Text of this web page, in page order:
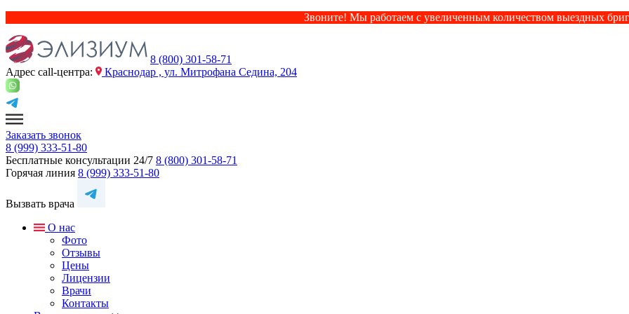
Звоните! Мы работаем с увеличенным количеством выездных
8 (800) 301-58-71
Адрес сall-центра:
Краснодар , ул. Митрофана Седина, 204
Заказать звонок
8 (999) 333-51-80
Бесплатные консультации 24/7 8 (800) 301-58-71
Горячая линия 8 (999) 333-51-80
Вызвать врача
О нас
Фото
Отзывы
Цены
Лицензии
Врачи
Контакты